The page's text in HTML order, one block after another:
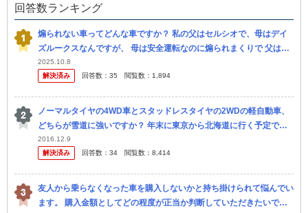
回答数ランキング
煽られない車ってどんな車ですか？ 私の父はセルシオで、母はデイ
ズルークスなんですが、 母は安全運転なのに煽られまくりで 父は煽
りまくって暴走してます 車種？によって違うのでしょうか。
2025.10.8
解決済み
回答数： 35 閲覧数： 1,894
ノーマルタイヤの4WD車とスタッドレスタイヤの2WDの軽自動車、
どちらが雪道に強いですか？ 年末に東京から北海道に行く予定で
す。大洗から北海道に渡るつもりです。 ノーマルタイヤのハリアー
とスタ...
2016.12.9
解決済み
回答数： 34 閲覧数： 8,414
友人から乗らなくなった車を購入しないかと持ち掛けられて悩んでい
ます。 購入金額としてどの程度が正当か判断していただきたいで